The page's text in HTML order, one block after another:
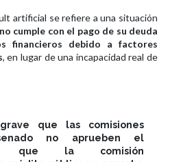
artificial se refiere a una situación
cumple con el pago de su deuda
financieros debido a factores
, en lugar de una incapacidad real de
que las comisiones
no aprueben el
que la comisión